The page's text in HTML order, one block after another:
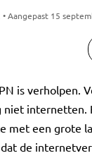
Aangepast 15
is verholpen.
niet internetten.
met een grote
de